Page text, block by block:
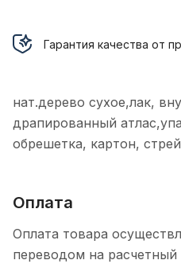
Гарантия качества от
нат.дерево сухое,лак,
драпированный
обрешетка, картон,
Оплата
Оплата товара
переводом на